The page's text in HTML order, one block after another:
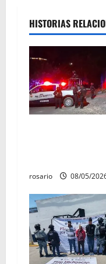
e
n
t
r
a
s
HISTORIAS
rosario 08/05/